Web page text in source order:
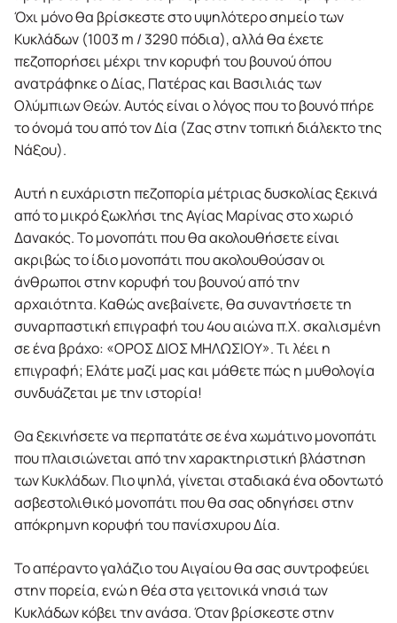
Όχι μόνο θα βρίσκεστε στο υψηλότερο σημείο των
Κυκλάδων (1003 m / 3290 πόδια), αλλά θα έχετε
πεζοπορήσει μέχρι την κορυφή του βουνού όπου
ανατράφηκε ο Δίας, Πατέρας και Βασιλιάς των
Ολύμπιων Θεών. Αυτός είναι ο λόγος που το βουνό πήρε
το όνομά του από τον Δία (Ζας στην τοπική διάλεκτο της
Νάξου).
Αυτή η ευχάριστη πεζοπορία μέτριας δυσκολίας ξεκινά
από το μικρό ξωκλήσι της Αγίας Μαρίνας στο χωριό
Δανακός. Το μονοπάτι που θα ακολουθήσετε είναι
ακριβώς το ίδιο μονοπάτι που ακολουθούσαν οι
άνθρωποι στην κορυφή του βουνού από την
αρχαιότητα. Καθώς ανεβαίνετε, θα συναντήσετε τη
συναρπαστική επιγραφή του 4ου αιώνα π.Χ. σκαλισμένη
σε ένα βράχο: «ΟΡΟΣ ΔΙΟΣ ΜΗΛΩΣΙΟΥ». Τι λέει η
επιγραφή; Ελάτε μαζί μας και μάθετε πώς η μυθολογία
συνδυάζεται με την ιστορία!
Θα ξεκινήσετε να περπατάτε σε ένα χωμάτινο μονοπάτι
που πλαισιώνεται από την χαρακτηριστική βλάστηση
των Κυκλάδων. Πιο ψηλά, γίνεται σταδιακά ένα οδοντωτό
ασβεστολιθικό μονοπάτι που θα σας οδηγήσει στην
απόκρημνη κορυφή του πανίσχυρου Δία.
Το απέραντο γαλάζιο του Αιγαίου θα σας συντροφεύει
στην πορεία, ενώ η θέα στα γειτονικά νησιά των
Κυκλάδων κόβει την ανάσα. Όταν βρίσκεστε στην